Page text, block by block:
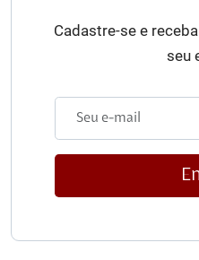
Cadastre-se e
seu